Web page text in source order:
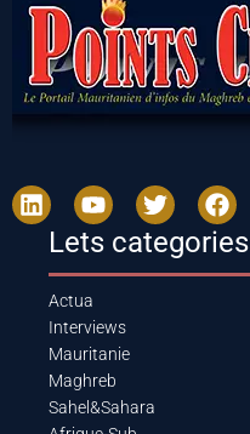
Lets categories
Actua
Interviews
Mauritanie
Maghreb
Sahel&Sahara